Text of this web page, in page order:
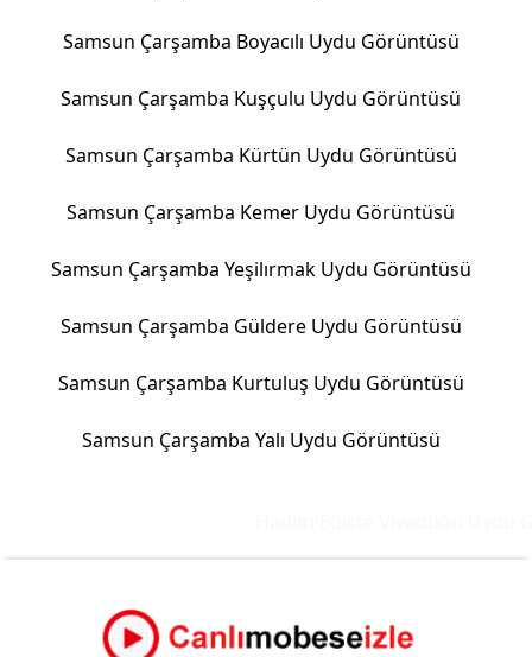
Samsun Çarşamba Boyacılı Uydu Görüntüsü
Samsun Çarşamba Kuşçulu Uydu Görüntüsü
Samsun Çarşamba Kürtün Uydu Görüntüsü
Samsun Çarşamba Kemer Uydu Görüntüsü
Samsun Çarşamba Yeşilırmak Uydu Görüntüsü
Samsun Çarşamba Güldere Uydu Görüntüsü
Samsun Çarşamba Kurtuluş Uydu Görüntüsü
Samsun Çarşamba Yalı Uydu Görüntüsü